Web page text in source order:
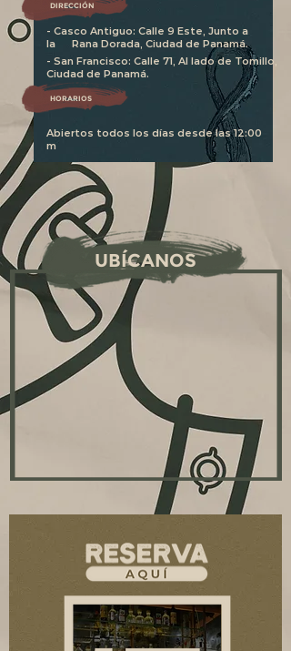
- San Francisco: Calle 71, Al lado de Tomillo,
Ciudad de Panamá.
Abiertos todos los días desde las 12:00
m
- Casco Antiguo: Calle 9 Este, Junto a
la Rana Dorada, Ciudad de Panamá.
DIRECCIÓN
HORARIOS
UBÍCANOS